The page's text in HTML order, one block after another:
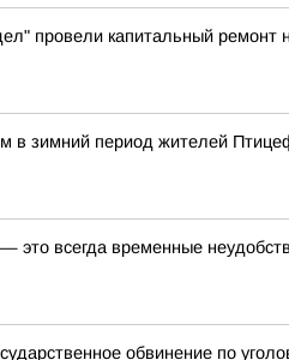
провели капитальный ремонт
в зимний период жителей
это всегда временные
обвинение по